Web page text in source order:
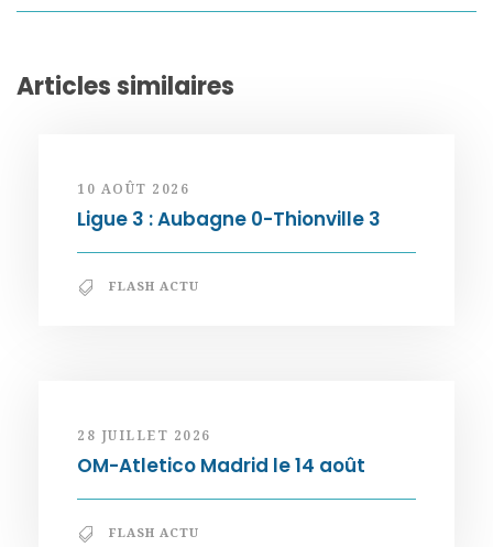
Articles similaires
10 AOÛT 2026
Ligue 3 : Aubagne 0-Thionville 3
FLASH ACTU
28 JUILLET 2026
OM-Atletico Madrid le 14 août
FLASH ACTU